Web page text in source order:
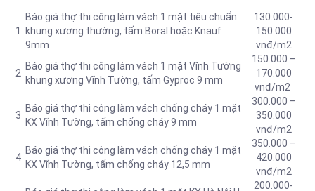
1
Báo giá thợ thi công làm vách 1 mặt tiêu chuẩn
khung xương thường, tấm Boral hoặc Knauf
9mm
130.000-
150.000
vnđ/m2
2
Báo giá thợ thi công làm vách 1 mặt Vĩnh Tường
khung xương Vĩnh Tường, tấm Gyproc 9 mm
150.000 –
170.000
vnđ/m2
3
Báo giá thợ thi công làm vách chống cháy 1 mặt
KX Vĩnh Tường, tấm chống cháy 9 mm
300.000 –
350.000
vnđ/m2
4
Báo giá thợ thi công làm vách chống cháy 1 mặt
KX Vĩnh Tường, tấm chống cháy 12,5 mm
350.000 –
420.000
vnđ/m2
200.000-